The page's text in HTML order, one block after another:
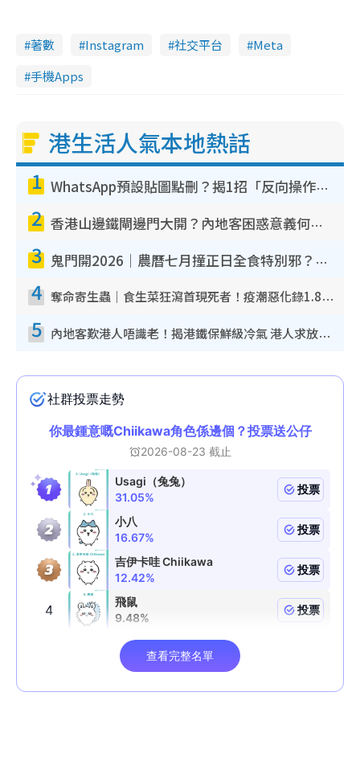
著數 Instagram 社交平台
Meta
手機Apps
港生活人氣本地熱話
1 WhatsApp預設貼圖點刪？揭1招「反向操作」還原簡潔介面 附3步實測教學
2 香港山邊鐵閘邊門大開？內地客困惑意義何在！網民神回覆：呢種叫法理性防禦
3 鬼門開2026｜農曆七月撞正日全食特別邪？專家警告切忌做一事！揭4大禁忌+2招保平安
4 奪命寄生蟲｜食生菜狂瀉首現死者！疫潮惡化錄1.8萬宗病例 揭洗菜3大謬誤
5 內地客歎港人唔識老！揭港鐵保鮮級冷氣 港人求放過：咪投訴